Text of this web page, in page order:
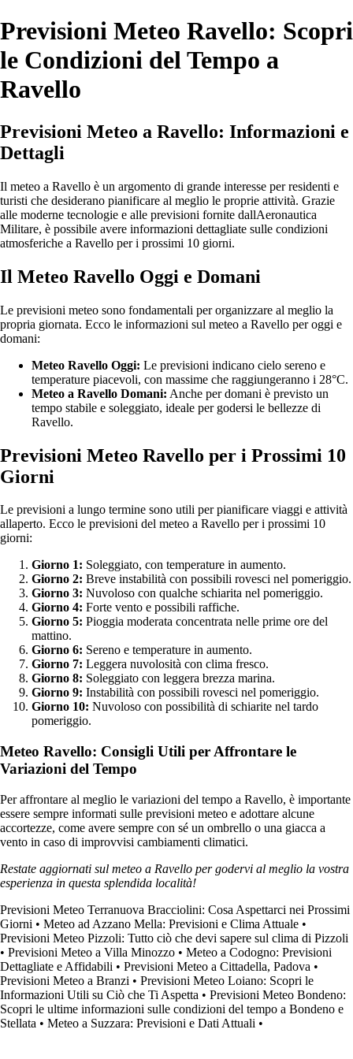
Previsioni Meteo Ravello: Scopri
le Condizioni del Tempo a
Ravello
Previsioni Meteo a Ravello: Informazioni e
Dettagli
Il meteo a Ravello è un argomento di grande interesse per residenti e
turisti che desiderano pianificare al meglio le proprie attività. Grazie
alle moderne tecnologie e alle previsioni fornite dallAeronautica
Militare, è possibile avere informazioni dettagliate sulle condizioni
atmosferiche a Ravello per i prossimi 10 giorni.
Il Meteo Ravello Oggi e Domani
Le previsioni meteo sono fondamentali per organizzare al meglio la
propria giornata. Ecco le informazioni sul meteo a Ravello per oggi e
domani:
Meteo Ravello Oggi: Le previsioni indicano cielo sereno e
temperature piacevoli, con massime che raggiungeranno i 28°C.
Meteo a Ravello Domani: Anche per domani è previsto un
tempo stabile e soleggiato, ideale per godersi le bellezze di
Ravello.
Previsioni Meteo Ravello per i Prossimi 10
Giorni
Le previsioni a lungo termine sono utili per pianificare viaggi e attività
allaperto. Ecco le previsioni del meteo a Ravello per i prossimi 10
giorni:
Giorno 1: Soleggiato, con temperature in aumento.
Giorno 2: Breve instabilità con possibili rovesci nel pomeriggio.
Giorno 3: Nuvoloso con qualche schiarita nel pomeriggio.
Giorno 4: Forte vento e possibili raffiche.
Giorno 5: Pioggia moderata concentrata nelle prime ore del
mattino.
Giorno 6: Sereno e temperature in aumento.
Giorno 7: Leggera nuvolosità con clima fresco.
Giorno 8: Soleggiato con leggera brezza marina.
Giorno 9: Instabilità con possibili rovesci nel pomeriggio.
Giorno 10: Nuvoloso con possibilità di schiarite nel tardo
pomeriggio.
Meteo Ravello: Consigli Utili per Affrontare le
Variazioni del Tempo
Per affrontare al meglio le variazioni del tempo a Ravello, è importante
essere sempre informati sulle previsioni meteo e adottare alcune
accortezze, come avere sempre con sé un ombrello o una giacca a
vento in caso di improvvisi cambiamenti climatici.
Restate aggiornati sul meteo a Ravello per godervi al meglio la vostra
esperienza in questa splendida località!
Previsioni Meteo Terranuova Bracciolini: Cosa Aspettarci nei Prossimi
Giorni • Meteo ad Azzano Mella: Previsioni e Clima Attuale •
Previsioni Meteo Pizzoli: Tutto ciò che devi sapere sul clima di Pizzoli
• Previsioni Meteo a Villa Minozzo • Meteo a Codogno: Previsioni
Dettagliate e Affidabili • Previsioni Meteo a Cittadella, Padova •
Previsioni Meteo a Branzi • Previsioni Meteo Loiano: Scopri le
Informazioni Utili su Ciò che Ti Aspetta • Previsioni Meteo Bondeno:
Scopri le ultime informazioni sulle condizioni del tempo a Bondeno e
Stellata • Meteo a Suzzara: Previsioni e Dati Attuali •